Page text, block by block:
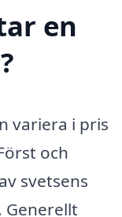
en
variera i pris
och
svetsens